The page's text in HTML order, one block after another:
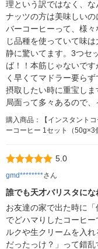
理という訳ではなく、な
ナッツの方は美味しい
バーコーヒーって、様
じ品種を使っていて味
静に驚いてます。3つセ
ば！！本筋じゃないで
く早くてマドラー要ら
摂取したい時に重宝し
局面って多々あるので
購入商品：【インスタント
ーコーヒー 1セット（
5.0
gmd********さん
誰でも天才バリスタにな
お友達の家で出た時に
でどハマりしたコーヒ
ルクや生クリームを入
だったっけ？」って錯